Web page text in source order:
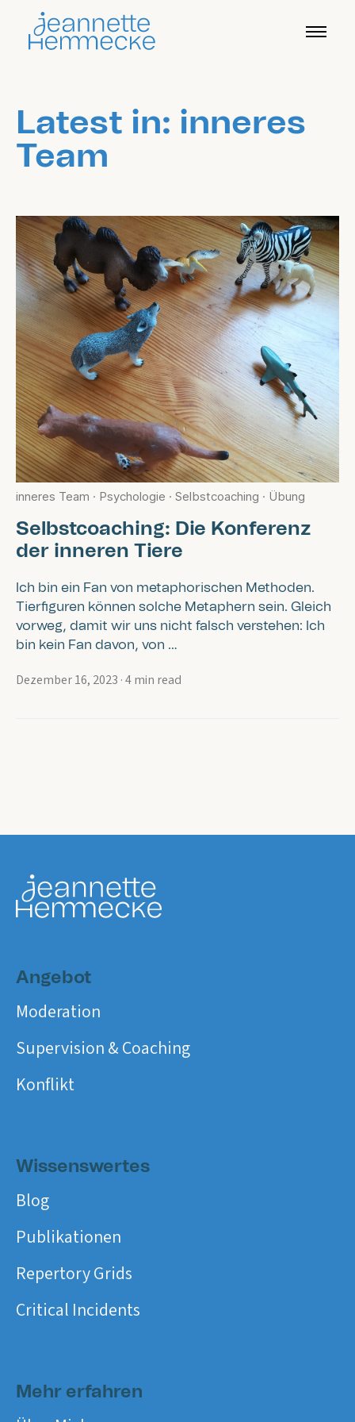
Latest in: inneres
Team
inneres Team · Psychologie · Selbstcoaching · Übung
Selbstcoaching: Die Konferenz
der inneren Tiere
Ich bin ein Fan von metaphorischen Methoden.
Tierfiguren können solche Metaphern sein. Gleich
vorweg, damit wir uns nicht falsch verstehen: Ich
bin kein Fan davon, von …
Dezember 16, 2023 ·4 min read
Angebot
Moderation
Supervision & Coaching
Konflikt
Wissenswertes
Blog
Publikationen
Repertory Grids
Critical Incidents
Mehr erfahren